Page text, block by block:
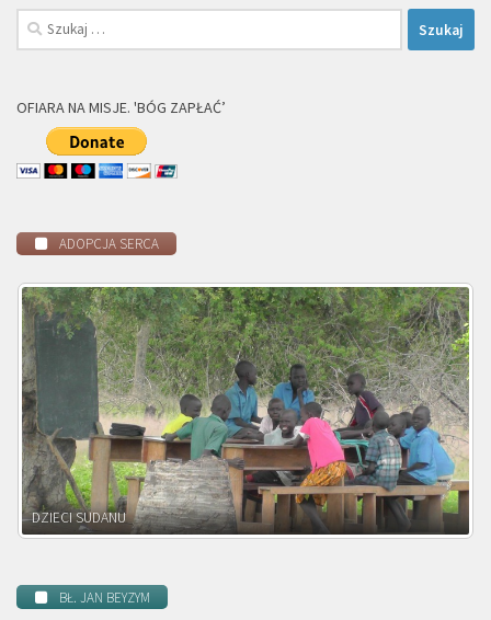
Szukaj:
OFIARA NA MISJE. 'BÓG ZAPŁAĆ’
ADOPCJA SERCA
DZIECI ZAMBII
BŁ. JAN BEYZYM